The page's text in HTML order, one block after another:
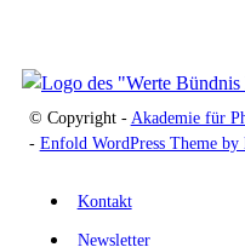
© Copyright - Akademie für
- Enfold WordPress Theme by
Kontakt
Newsletter